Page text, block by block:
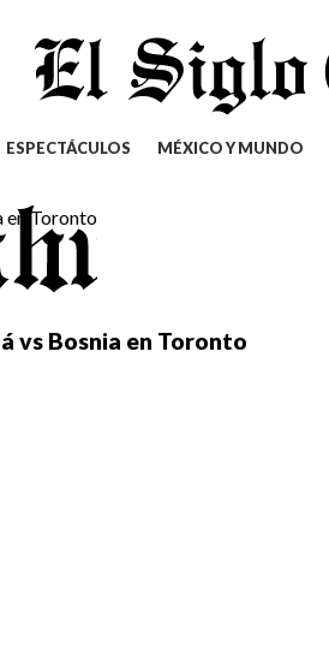
ESPECTÁCULOS MÉXICO Y MUNDO
vs Bosnia en Toronto